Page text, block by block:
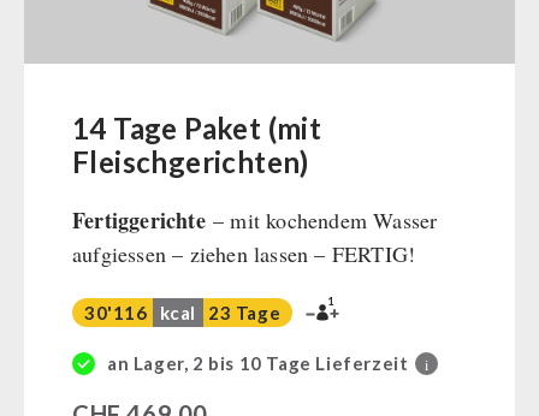
Grundnahrungsmittel
Milch / Ei / Butter
Zucker / Brühe / Sauce
Nüsse
Getränke
Non-Food-Pakete
14 Tage Paket (mit
Fleischgerichten)
Fertiggerichte– mit kochendem Wasser
aufgiessen – ziehen lassen – FERTIG!
30'116 kcal 23 Tage
1
an Lager, 2 bis 10 Tage Lieferzeit i